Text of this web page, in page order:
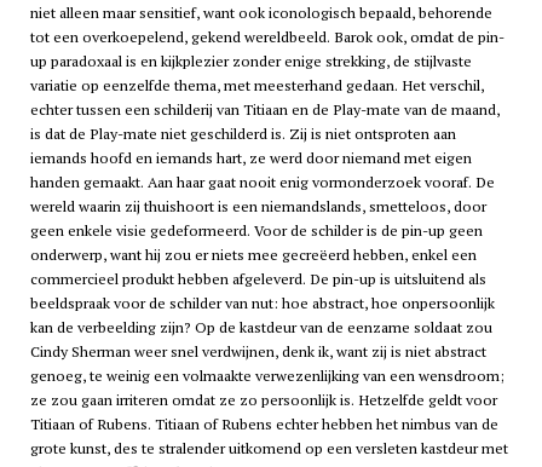
niet alleen maar sensitief, want ook iconologisch bepaald, behorende
tot een overkoepelend, gekend wereldbeeld. Barok ook, omdat de pin-
up paradoxaal is en kijkplezier zonder enige strekking, de stijlvaste
variatie op eenzelfde thema, met meesterhand gedaan. Het verschil,
echter tussen een schilderij van Titiaan en de Play-mate van de maand,
is dat de Play-mate niet geschilderd is. Zij is niet ontsproten aan
iemands hoofd en iemands hart, ze werd door niemand met eigen
handen gemaakt. Aan haar gaat nooit enig vormonderzoek vooraf. De
wereld waarin zij thuishoort is een niemandslands, smetteloos, door
geen enkele visie gedeformeerd. Voor de schilder is de pin-up geen
onderwerp, want hij zou er niets mee gecreëerd hebben, enkel een
commercieel produkt hebben afgeleverd. De pin-up is uitsluitend als
beeldspraak voor de schilder van nut: hoe abstract, hoe onpersoonlijk
kan de verbeelding zijn? Op de kastdeur van de eenzame soldaat zou
Cindy Sherman weer snel verdwijnen, denk ik, want zij is niet abstract
genoeg, te weinig een volmaakte verwezenlijking van een wensdroom;
ze zou gaan irriteren omdat ze zo persoonlijk is. Hetzelfde geldt voor
Titiaan of Rubens. Titiaan of Rubens echter hebben het nimbus van de
grote kunst, des te stralender uitkomend op een versleten kastdeur met